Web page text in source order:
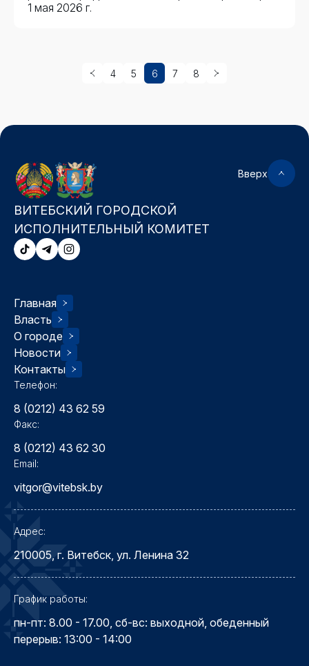
1 мая 2026 г.
4 5 6 7 8
ВИТЕБСКИЙ ГОРОДСКОЙ
ИСПОЛНИТЕЛЬНЫЙ КОМИТЕТ
Вверх
Главная
Власть
О городе
Новости
Контакты
Телефон:
8 (0212) 43 62 59
Факс:
8 (0212) 43 62 30
Email:
vitgor@vitebsk.by
Адрес:
210005, г. Витебск, ул. Ленина 32
График работы:
пн-пт: 8.00 - 17.00, сб-вс: выходной, обеденный
перерыв: 13:00 - 14:00